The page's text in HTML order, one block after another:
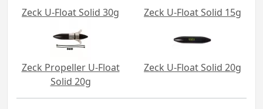
Zeck U-Float Solid 30g Zeck U-Float Solid 15g
Zeck Propeller U-Float
Solid 20g
Zeck U-Float Solid 20g